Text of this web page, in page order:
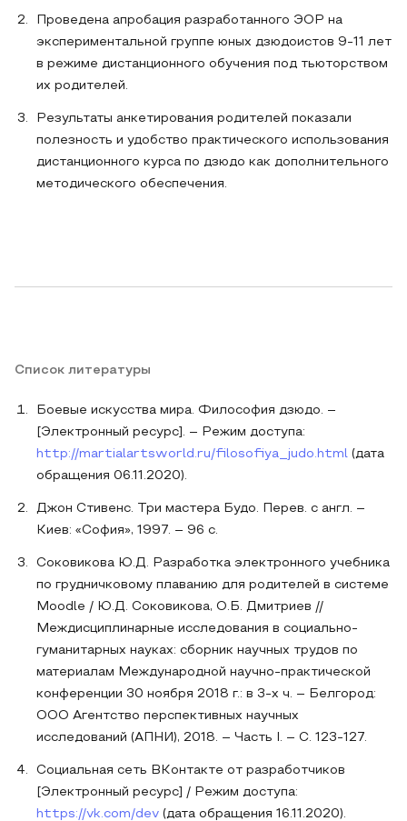
Проведена апробация разработанного ЭОР на
экспериментальной группе юных дзюдоистов 9-11 лет
в режиме дистанционного обучения под тьюторством
их родителей.
Результаты анкетирования родителей показали
полезность и удобство практического использования
дистанционного курса по дзюдо как дополнительного
методического обеспечения.
Список литературы
Боевые искусства мира. Философия дзюдо. –
[Электронный ресурс]. – Режим доступа:
http://martialartsworld.ru/filosofiya_judo.html (дата
обращения 06.11.2020).
Джон Стивенс. Три мастера Будо. Перев. с англ. –
Киев: «София», 1997. – 96 с.
Соковикова Ю.Д. Разработка электронного учебника
по грудничковому плаванию для родителей в системе
Moodle / Ю.Д. Соковикова, О.Б. Дмитриев //
Междисциплинарные исследования в социально-
гуманитарных науках: сборник научных трудов по
материалам Международной научно-практической
конференции 30 ноября 2018 г.: в 3-х ч. – Белгород:
ООО Агентство перспективных научных
исследований (АПНИ), 2018. – Часть I. – С. 123-127.
Социальная сеть ВКонтакте от разработчиков
[Электронный ресурс] / Режим доступа:
https://vk.com/dev (дата обращения 16.11.2020).